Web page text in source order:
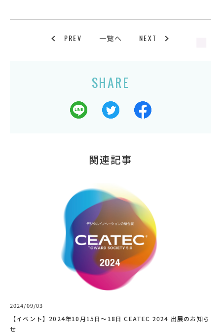
PREV 一覧へ NEXT
SHARE
関連記事
2024/09/03
【イベント】2024年10月15日～18日 CEATEC 2024 出展のお知ら
せ